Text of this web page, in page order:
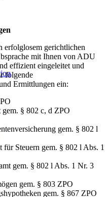
erfolglosem gerichtlichen
mit Ihnen von ADU
effizient eingeleitet und
folgende
Ermittlungen ein:
gem. § 802 c, d ZPO
gem. § 802 l
Steuern gem. § 802 l Abs. 1
gem. § 802 l Abs. 1 Nr. 3
gem. § 803 ZPO
gem. § 867 ZPO